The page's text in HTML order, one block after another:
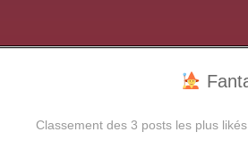
Classement des 3 posts les plus